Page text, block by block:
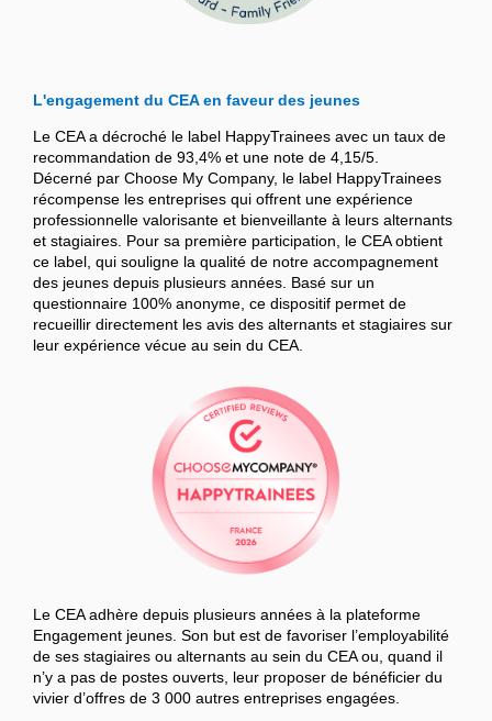
L'engagement du CEA en faveur des jeunes
Le CEA a décroché le label HappyTrainees avec un taux de
recommandation de 93,4% et une note de 4,15/5.
Décerné par Choose My Company, le label HappyTrainees
récompense les entreprises qui offrent une expérience
professionnelle valorisante et bienveillante à leurs alternants
et stagiaires. Pour sa première participation, le CEA obtient
ce label, qui souligne la qualité de notre accompagnement
des jeunes depuis plusieurs années. Basé sur un
questionnaire 100% anonyme, ce dispositif permet de
recueillir directement les avis des alternants et stagiaires sur
leur expérience vécue au sein du CEA.
Le CEA adhère depuis plusieurs années à la plateforme
Engagement jeunes. Son but est de favoriser l’employabilité
de ses stagiaires ou alternants au sein du CEA ou, quand il
n’y a pas de postes ouverts, leur proposer de bénéficier du
vivier d’offres de 3 000 autres entreprises engagées.